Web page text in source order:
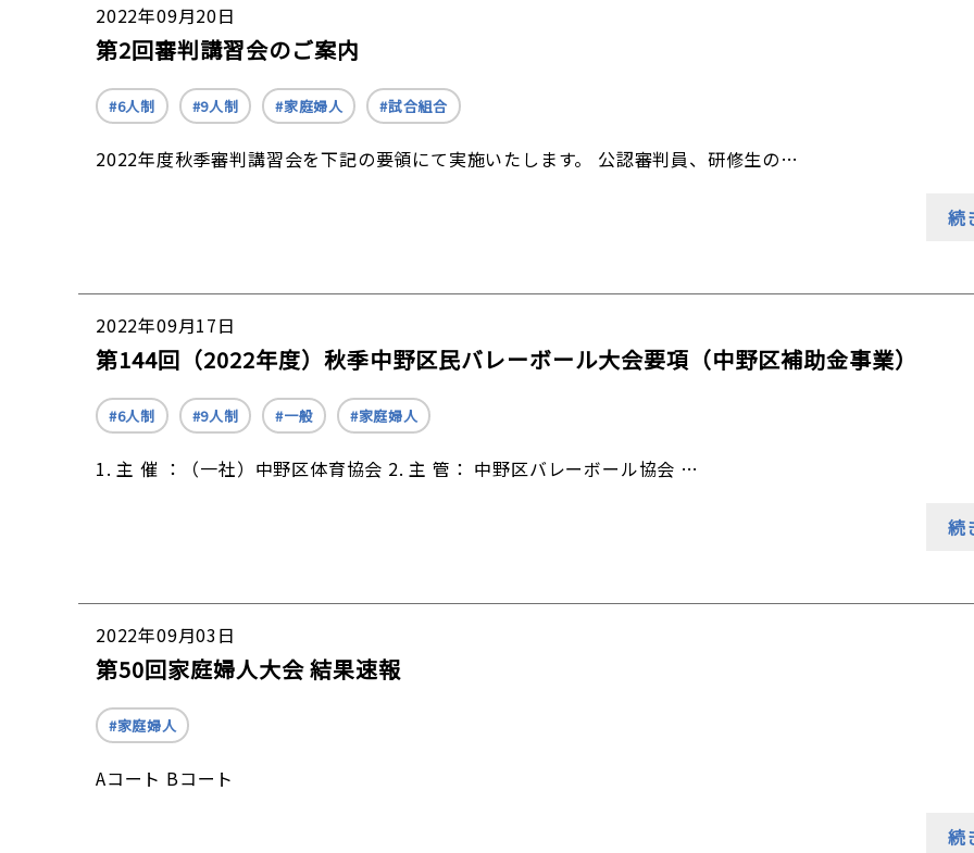
2022年09月20日
第2回審判講習会のご案内
6人制 9人制 家庭婦人 試合組合
2022年度秋季審判講習会を下記の要領にて実施いたします。 公認審判員、研修生の…
続
2022年09月17日
第144回（2022年度）秋季中野区民バレーボール大会要項（中野区補助金事業）
6人制 9人制 一般 家庭婦人
1. 主 催 ：（一社）中野区体育協会 2. 主 管： 中野区バレーボール協会 …
続
2022年09月03日
第50回家庭婦人大会 結果速報
家庭婦人
Aコート Bコート
続